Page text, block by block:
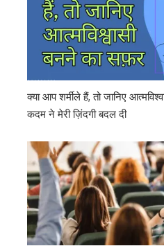
क्या आप शर्मीले हैं, तो जानिए
कदम ने मेरी ज़िंदगी बदल दी